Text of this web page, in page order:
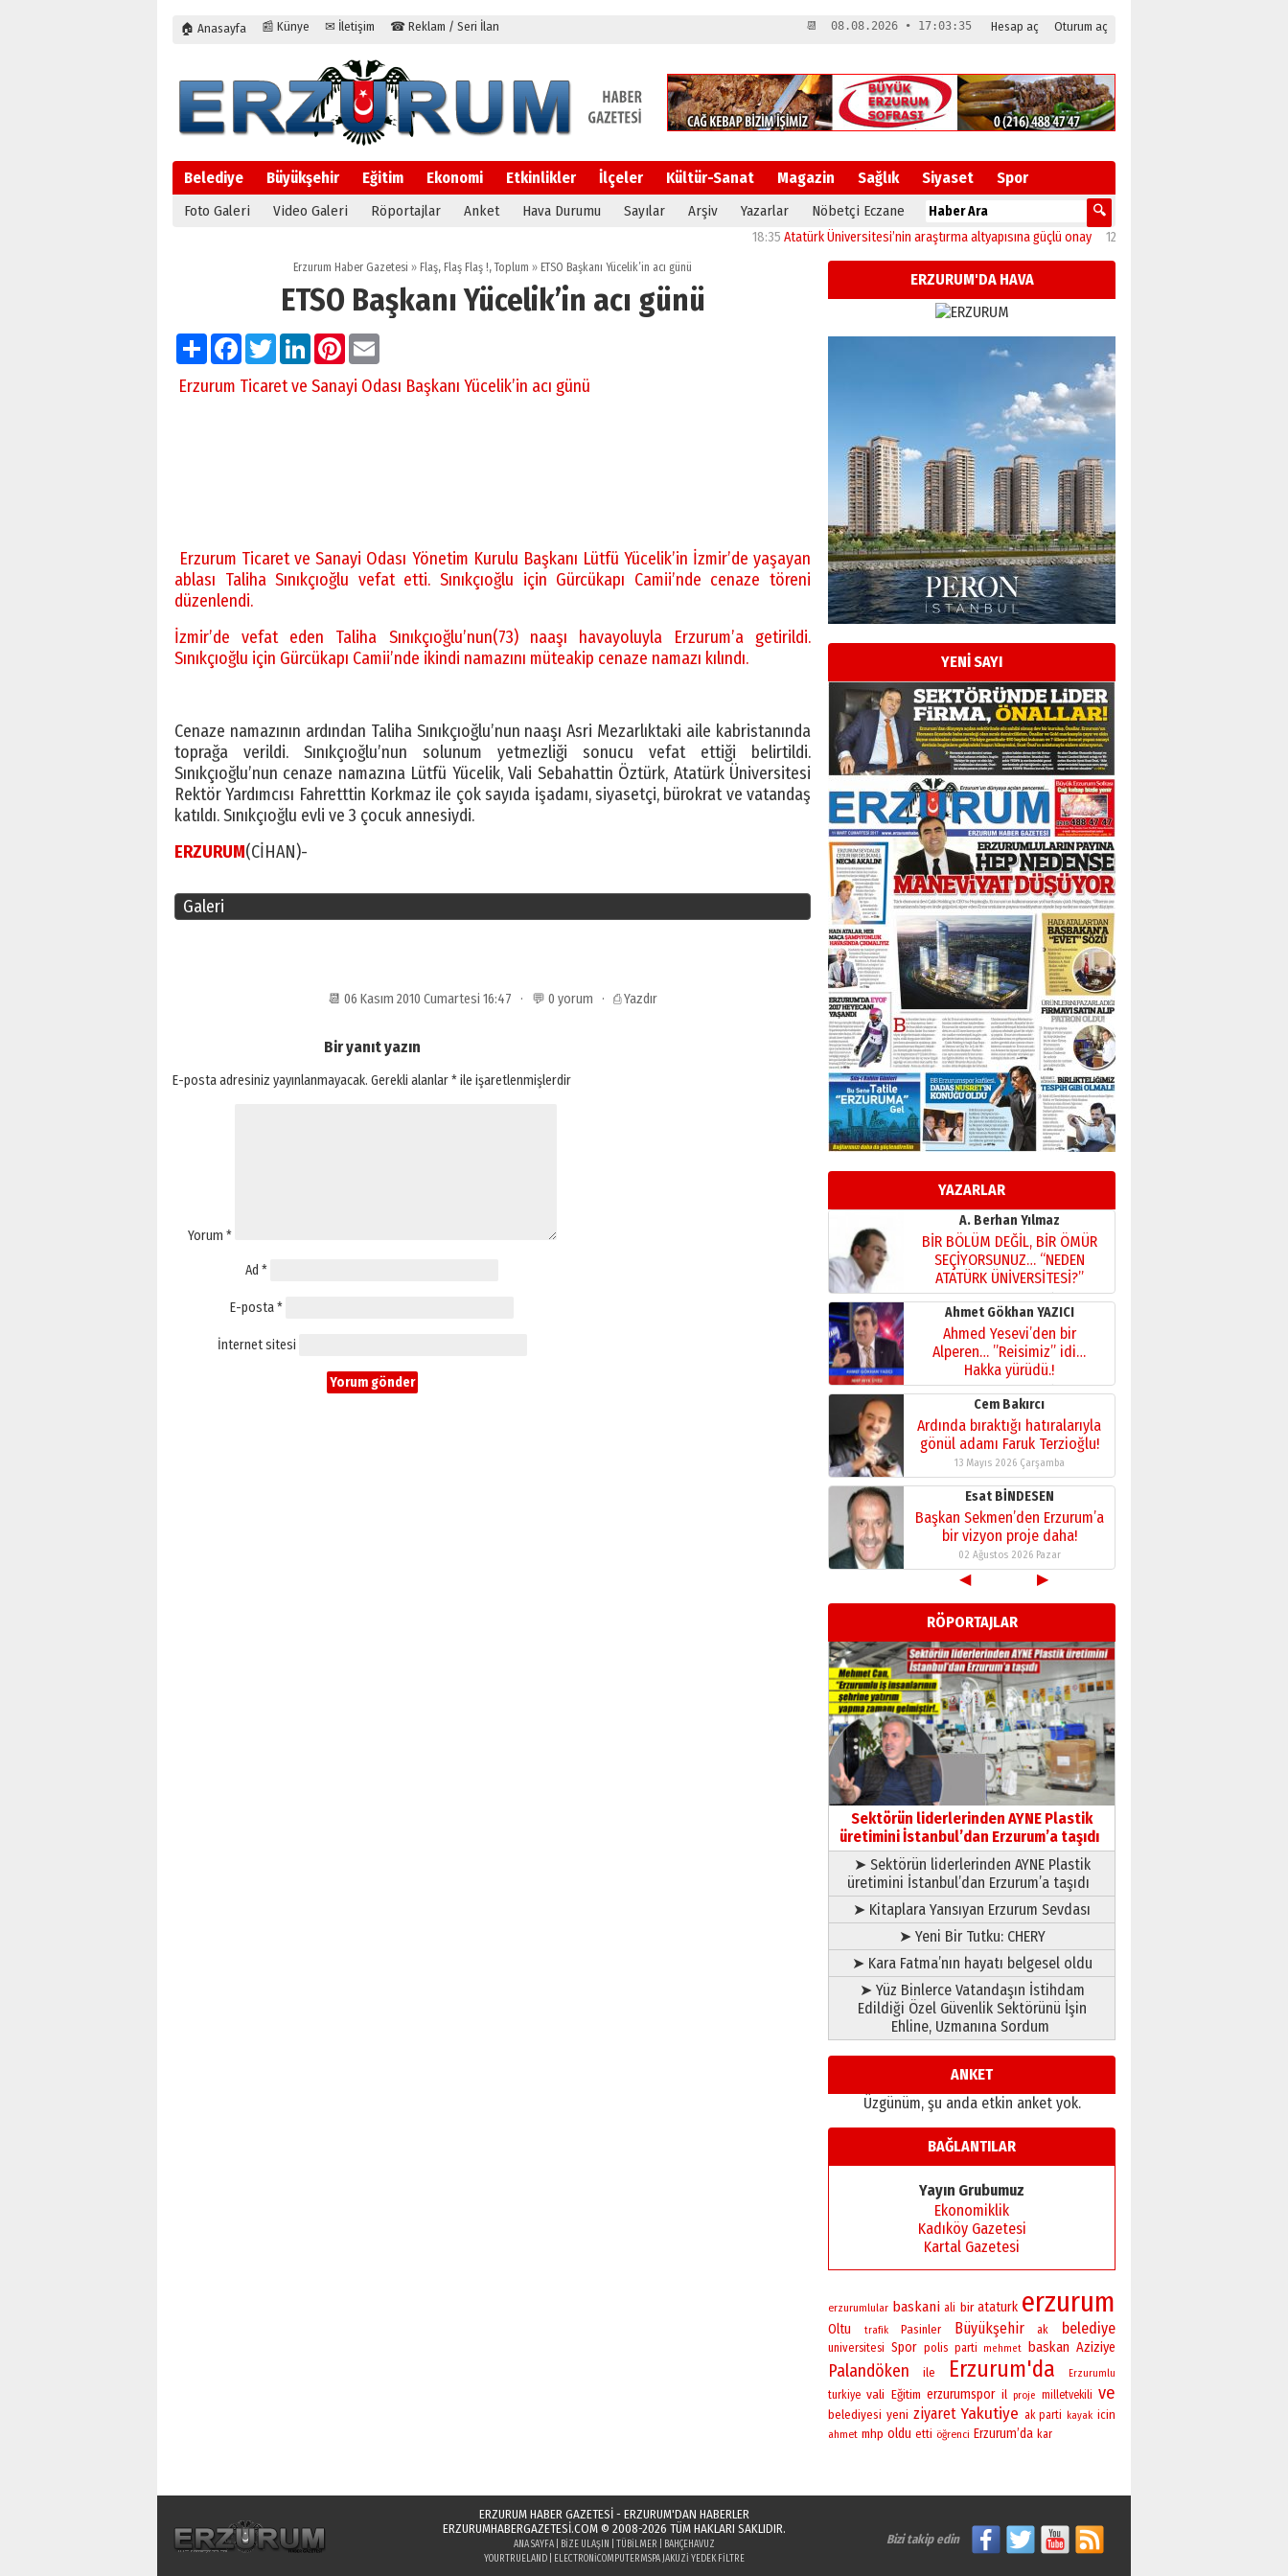
🏠 Anasayfa 📰 Künye ✉ İletişim ☎ Reklam / Seri İlan Hesap aç Oturum aç
📆 08.08.2026 • 17:03:36
Belediye Büyükşehir Eğitim Ekonomi Etkinlikler İlçeler Kültür-Sanat Magazin Sağlık Siyaset Spor
Foto Galeri Video Galeri Röportajlar Anket Hava Durumu Sayılar Arşiv Yazarlar Nöbetçi Eczane
Atatürk Üniversitesi’nin araştırma altyapısına güçlü onay 12:04 Oltu’da festival coşkusu konserle
Erzurum Haber Gazetesi » Flaş, Flaş Flaş !,Toplum » ETSO Başkanı Yücelik’in acı günü
ETSO Başkanı Yücelik’in acı günü
PaylaşFacebook
TwitterLinkedInPinterest
Erzurum Ticaret ve Sanayi Odası Başkanı Yücelik’in acı günü
Erzurum Ticaret ve Sanayi Odası Yönetim Kurulu Başkanı Lütfü Yücelik’in İzmir’de yaşayan
ablası Taliha Sınıkçıoğlu vefat etti. Sınıkçıoğlu için Gürcükapı Camii’nde cenaze töreni
düzenlendi.
İzmir’de vefat eden Taliha Sınıkçıoğlu’nun(73) naaşı havayoluyla Erzurum’a getirildi.
Sınıkçıoğlu için Gürcükapı Camii’nde ikindi namazını müteakip cenaze namazı kılındı.
Cenaze namazının ardından Taliha Sınıkçıoğlu’nun naaşı Asri Mezarlıktaki aile kabristanında
toprağa verildi. Sınıkçıoğlu’nun solunum yetmezliği sonucu vefat ettiği belirtildi.
Sınıkçıoğlu’nun cenaze namazına Lütfü Yücelik, Vali Sebahattin Öztürk, Atatürk Üniversitesi
Rektör Yardımcısı Fahretttin Korkmaz ile çok sayıda işadamı, siyasetçi, bürokrat ve vatandaş
katıldı. Sınıkçıoğlu evli ve 3 çocuk annesiydi.
ERZURUM(CİHAN)-
Galeri
📆 06 Kasım 2010 Cumartesi 16:47 · 💬 0 yorum · ⎙ Yazdır
Bir yanıt yazın
E-posta adresiniz yayınlanmayacak. Gerekli alanlar*ile işaretlenmişlerdir
Yorum *
Ad *
E-posta*
İnternet sitesi
ERZURUM'DA HAVA
YENİ SAYI
YAZARLAR
Esat BİNDESEN
Başkan Sekmen’den Erzurum’a
bir vizyon proje daha!
02 Ağustos 2026 Pazar
Kadir SABUNCUOĞLU
Erzurumspor’un köşe taşları
29 Haziran 2026 Pazartesi
Kenan GÜLERCİ
Murat Şahsuvaroğlu ERKON’da
çıtayı yukarı taşırken,
yönetimdekiler aşağı
çekmemeli!
17 Şubat 2026 SalıOrhan BOZKURT
Bir fotoğraf, bir şehir, bir
gazeteci… Dizginler kimin
elinde?
A. Berhan Yılmaz
BİR BÖLÜM DEĞİL, BİR ÖMÜR
SEÇİYORSUNUZ… “NEDEN
ATATÜRK ÜNİVERSİTESİ?”
28 Temmuz 2026 Salı
Ahmet Gökhan YAZICI
Ahmed Yesevi’den bir
Alperen… ”Reisimiz” idi…
Hakka yürüdü.!
26 Mart 2026 Perşembe
Cem Bakırcı
Ardında bıraktığı hatıralarıyla
gönül adamı Faruk Terzioğlu!
13 Mayıs 2026 Çarşamba
Esat BİNDESEN
Başkan Sekmen’den Erzurum’a
bir vizyon proje daha!
02 Ağustos 2026 Pazar
Kadir SABUNCUOĞLU
Erzurumspor’un köşe taşları
29 Haziran 2026 Pazartesi
Kenan GÜLERCİ
Murat Şahsuvaroğlu ERKON’da
çıtayı yukarı taşırken,
yönetimdekiler aşağı
çekmemeli!
17 Şubat 2026 SalıOrhan BOZKURT
Bir fotoğraf, bir şehir, bir
gazeteci… Dizginler kimin
elinde?
31 Mart 2026 Salı
A. Berhan Yılmaz
BİR BÖLÜM DEĞİL, BİR ÖMÜR
SEÇİYORSUNUZ… “NEDEN
ATATÜRK ÜNİVERSİTESİ?”
28 Temmuz 2026 Salı
Ahmet Gökhan YAZICI
Ahmed Yesevi’den bir
Alperen… ”Reisimiz” idi…
Hakka yürüdü.!
26 Mart 2026 Perşembe
Ardında bıraktığı hatıralarıyla
13 Mayıs 2026 Çarşamba
Esat BİNDESEN
Başkan Sekmen’den Erzurum’a
bir vizyon proje daha!
02 Ağustos 2026 Pazar
◀ ▶
RÖPORTAJLAR
Sektörün liderlerinden AYNE Plastik
üretimini İstanbul’dan Erzurum’a taşıdı
➤ Sektörün liderlerinden AYNE Plastik
üretimini İstanbul’dan Erzurum’a taşıdı
➤ Kitaplara Yansıyan Erzurum Sevdası
➤ Yeni Bir Tutku: CHERY
➤ Kara Fatma’nın hayatı belgesel oldu
➤ Yüz Binlerce Vatandaşın İstihdam
Edildiği Özel Güvenlik Sektörünü İşin
Ehline, Uzmanına Sordum
ANKET
Üzgünüm, şu anda etkin anket yok.
BAĞLANTILAR
Yayın Grubumuz
Ekonomiklik
Kadıköy Gazetesi
Kartal Gazetesi
erzurumlular baskani ali bir ataturk erzurum
Oltu trafik Pasinler Büyükşehir ak belediye
universitesi Spor polis parti mehmet baskan Aziziye
Palandöken ile Erzurum'da Erzurumlu
turkiye vali Eğitim erzurumspor il proje milletvekili ve
belediyesi yeni ziyaret Yakutiye ak parti kayak icin
ahmet mhp oldu etti öğrenci Erzurum’da kar
ERZURUM HABER GAZETESİ - ERZURUM'DAN HABERLER
ERZURUMHABERGAZETESI.COM© 2008-2026 TÜM HAKLARI SAKLIDIR.
ANA SAYFA| BIZE ULAŞIN TÜBILMER
BAHÇEHAVUZ
YOURTRUELAND| ELECTRONICOMPUTERMSPA JAKUZI YEDEK FILTRE
Bizi takip edin